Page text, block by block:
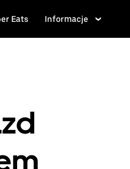
Eats Informacje